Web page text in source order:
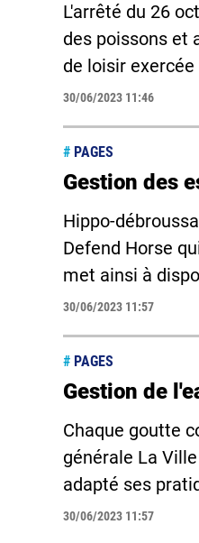
L'arrêté du 26
des poissons et
de loisir
30/06/2023 11:46
# PAGES
Gestion des
Hippo-
Defend Horse
met ainsi à
30/06/2023 11:57
# PAGES
Gestion de
Chaque goutte
générale La
adapté ses
30/06/2023 11:57